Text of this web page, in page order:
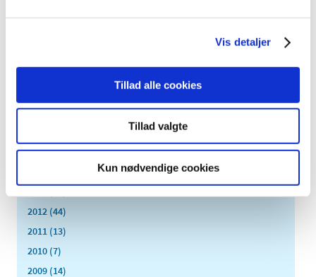
Vis detaljer
Tillad alle cookies
Tillad valgte
Kun nødvendige cookies
februar (33)
2017 (167)
2015 (33)
2012 (44)
2011 (13)
2010 (7)
2009 (14)